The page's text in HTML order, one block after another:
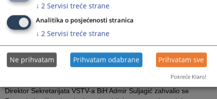
rasta, koji može donijeti više od jedne milijarde eura Bosni i
Hercegovini. Jačanje vladavine prava je ključno kako bi se
iskoristile ove prilike. U svjetlu svega toga, važno je da VSTV BiH
bude primjer svim drugim institucijama u poštivanju najviših
standarda. Želio bih da se zahvalim VSTV-u BiH za saradnju i
ohrabrim sve sudionike ovog procesa da iskoriste predstojeće
sedmice i mjesece i ostvare napredak u oblasti vladavine prava i
Direktor Sekretarijata VSTV-a BiH Admir Suljagić zahvalio se
↓ 2 Servisi treće strane
Analitika o posjećenosti stranica
↓ 2 Servisi treće strane
Ne prihvatam Prihvatam odabrane Prihvatam sve
Pokreće Klaro!